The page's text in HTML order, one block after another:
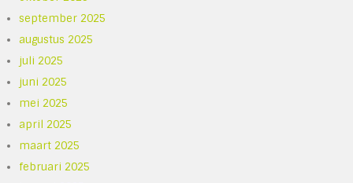
september 2025
augustus 2025
juli 2025
juni 2025
mei 2025
april 2025
maart 2025
februari 2025